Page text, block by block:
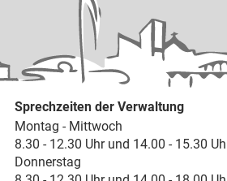
Sprechzeiten der Verwaltung
Montag - Mittwoch
8.30 - 12.30 Uhr und 14.00 - 15.30
Donnerstag